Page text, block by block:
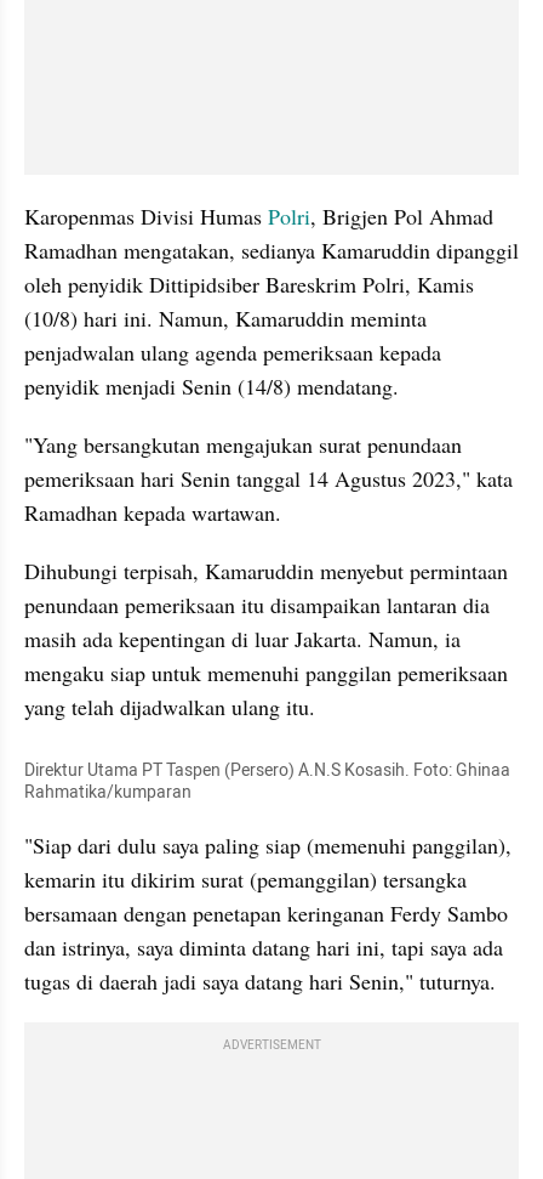
Karopenmas Divisi Humas Polri, Brigjen Pol Ahmad
Ramadhan mengatakan, sedianya Kamaruddin dipanggil
oleh penyidik Dittipidsiber Bareskrim Polri, Kamis
(10/8) hari ini. Namun, Kamaruddin meminta
penjadwalan ulang agenda pemeriksaan kepada
penyidik menjadi Senin (14/8) mendatang.
"Yang bersangkutan mengajukan surat penundaan
pemeriksaan hari Senin tanggal 14 Agustus 2023," kata
Ramadhan kepada wartawan.
Dihubungi terpisah, Kamaruddin menyebut permintaan
penundaan pemeriksaan itu disampaikan lantaran dia
masih ada kepentingan di luar Jakarta. Namun, ia
mengaku siap untuk memenuhi panggilan pemeriksaan
yang telah dijadwalkan ulang itu.
Direktur Utama PT Taspen (Persero) A.N.S Kosasih. Foto: Ghinaa
Rahmatika/kumparan
"Siap dari dulu saya paling siap (memenuhi panggilan),
kemarin itu dikirim surat (pemanggilan) tersangka
bersamaan dengan penetapan keringanan Ferdy Sambo
dan istrinya, saya diminta datang hari ini, tapi saya ada
tugas di daerah jadi saya datang hari Senin," tuturnya.
ADVERTISEMENT